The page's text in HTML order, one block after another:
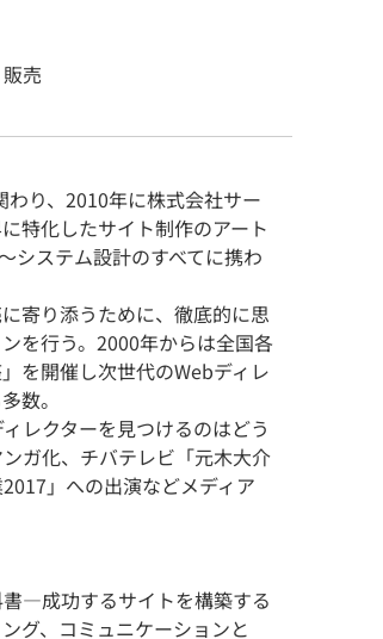
売
り、2010年に株式会社サー
特化したサイト制作のアート
システム設計のすべてに携わ
寄り添うために、徹底的に思
を行う。2000年からは全国各
を開催し次世代のWebディレ
数。
レクターを見つけるのはどう
ガ化、チバテレビ「元木大介
」への出演などメディア
書―成功するサイトを構築する
グ、コミュニケーションと